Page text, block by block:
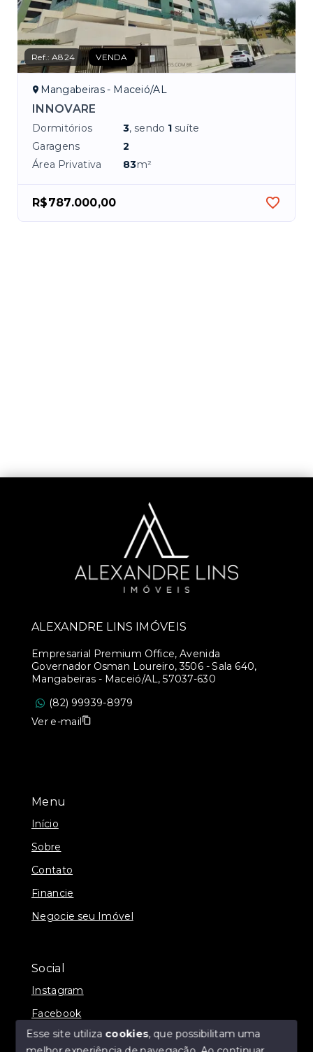
Ref.:A824 VENDA
Mangabeiras - Maceió/AL
INNOVARE
Dormitórios 3, sendo 1 suíte
Garagens
2
Área Privativa
83m²
R$787.000,00
Menu
Início
Sobre
Contato
Financie
Negocie seu Imóvel
Social
Instagram
Facebook
ALEXANDRE LINS IMÓVEIS
Empresarial Premium Office, Avenida
Governador Osman Loureiro, 3506 - Sala 640,
Mangabeiras - Maceió/AL, 57037-630
(82) 99939-8979
Ver e-mail
Esse site utiliza cookies, que possibilitam uma